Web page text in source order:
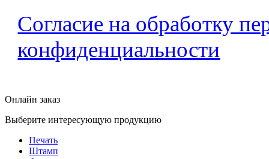
Согласие на обработку
конфиденциальности
Онлайн заказ
Выберите интересующую продукцию
Печать
Штамп